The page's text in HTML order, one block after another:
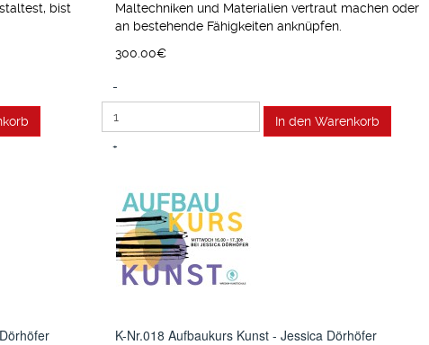
bist
Maltechniken und Materialien vertraut machen oder
an bestehende Fähigkeiten anknüpfen.
300.00‎€
-
+
K-Nr.018 Aufbaukurs Kunst - Jessica Dörhöfer